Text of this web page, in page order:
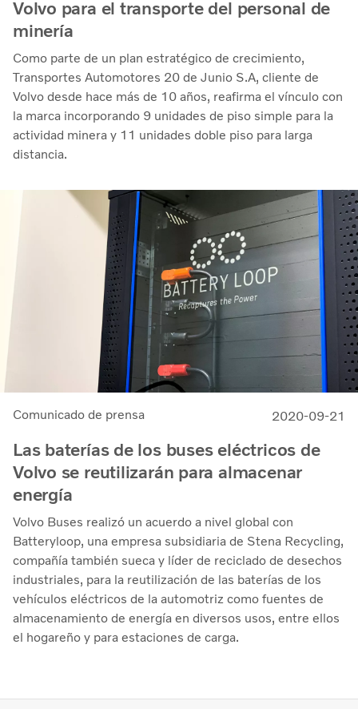
Volvo para el transporte del personal de
minería
Como parte de un plan estratégico de crecimiento,
Transportes Automotores 20 de Junio S.A, cliente de
Volvo desde hace más de 10 años, reafirma el vínculo con
la marca incorporando 9 unidades de piso simple para la
actividad minera y 11 unidades doble piso para larga
distancia.
Comunicado de prensa 2020-09-21
Las baterías de los buses eléctricos de
Volvo se reutilizarán para almacenar
energía
Volvo Buses realizó un acuerdo a nivel global con
Batteryloop, una empresa subsidiaria de Stena Recycling,
compañía también sueca y líder de reciclado de desechos
industriales, para la reutilización de las baterías de los
vehículos eléctricos de la automotriz como fuentes de
almacenamiento de energía en diversos usos, entre ellos
el hogareño y para estaciones de carga.